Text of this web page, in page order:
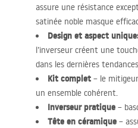
assure une résistance
satinée noble masque
Design et aspect
l’inverseur créent une
dans les dernières
Kit complet – le
un ensemble cohérent.
Inverseur pratique –
Tête en céramique –